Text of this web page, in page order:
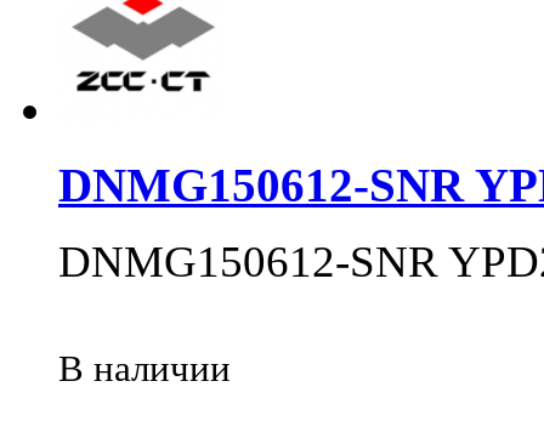
DNMG150612-SNR
DNMG150612-SNR
В наличии